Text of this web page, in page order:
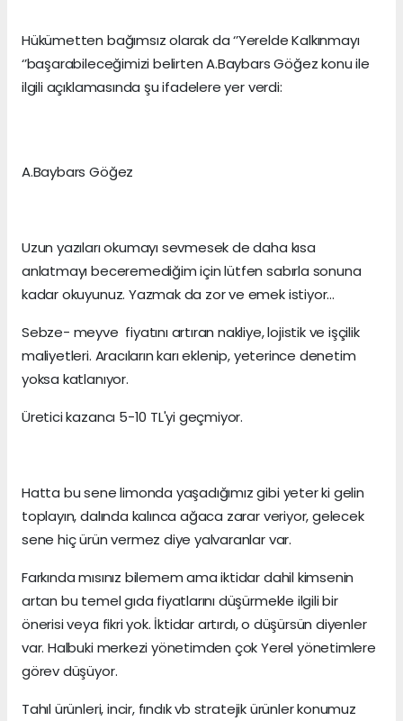
Hükümetten bağımsız olarak da ‘’Yerelde Kalkınmayı
‘’başarabileceğimizi belirten A.Baybars Göğez konu ile
ilgili açıklamasında şu ifadelere yer verdi:
A.Baybars Göğez
Uzun yazıları okumayı sevmesek de daha kısa
anlatmayı beceremediğim için lütfen sabırla sonuna
kadar okuyunuz. Yazmak da zor ve emek istiyor...
Sebze- meyve fiyatını artıran nakliye, lojistik ve işçilik
maliyetleri. Aracıların karı eklenip, yeterince denetim
yoksa katlanıyor.
Üretici kazancı 5-10 TL'yi geçmiyor.
Hatta bu sene limonda yaşadığımız gibi yeter ki gelin
toplayın, dalında kalınca ağaca zarar veriyor, gelecek
sene hiç ürün vermez diye yalvaranlar var.
Farkında mısınız bilemem ama iktidar dahil kimsenin
artan bu temel gıda fiyatlarını düşürmekle ilgili bir
önerisi veya fikri yok. İktidar artırdı, o düşürsün diyenler
var. Halbuki merkezi yönetimden çok Yerel yönetimlere
görev düşüyor.
Tahıl ürünleri, incir, fındık vb stratejik ürünler konumuz